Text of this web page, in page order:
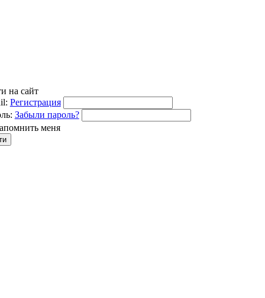
на сайт
Регистрация
Забыли пароль?
меня